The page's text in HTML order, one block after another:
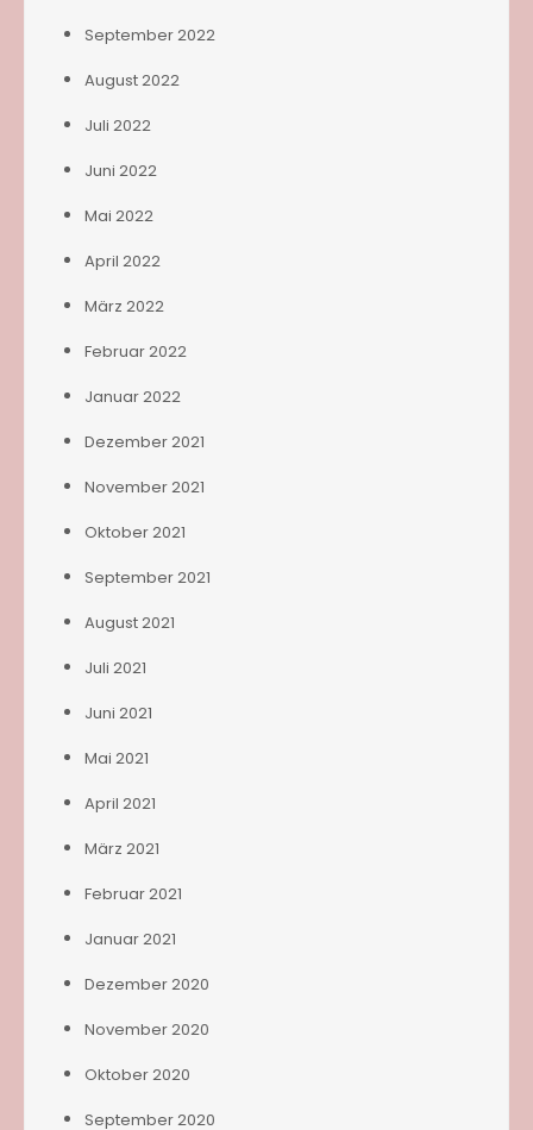
September 2022
August 2022
Juli 2022
Juni 2022
Mai 2022
April 2022
März 2022
Februar 2022
Januar 2022
Dezember 2021
November 2021
Oktober 2021
September 2021
August 2021
Juli 2021
Juni 2021
Mai 2021
April 2021
März 2021
Februar 2021
Januar 2021
Dezember 2020
November 2020
Oktober 2020
September 2020